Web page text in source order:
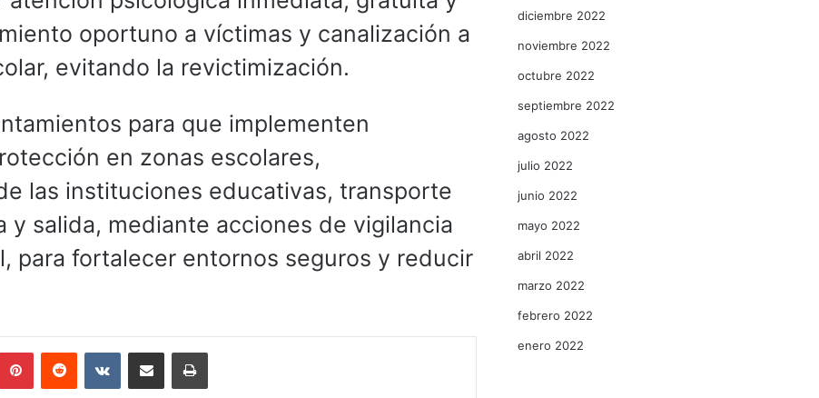
oportuno a víctimas y canalización a
evitando la revictimización.
para que implementen
en zonas escolares,
las instituciones educativas, transporte
salida, mediante acciones de vigilancia
para fortalecer entornos seguros y reducir
PinterestReddit VKontakteCompartir por correo electrónicoImprimir
diciembre 2022
noviembre 2022
octubre 2022
septiembre 2022
agosto 2022
julio 2022
junio 2022
mayo 2022
abril 2022
marzo 2022
febrero 2022
enero 2022